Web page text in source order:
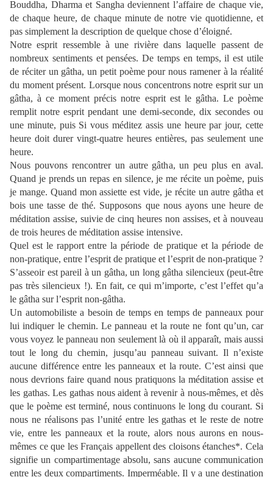
Bouddha, Dharma et Sangha deviennent l’affaire de chaque vie,
de chaque heure, de chaque minute de notre vie quotidienne, et
pas simplement la description de quelque chose d’éloigné.
Notre esprit ressemble à une rivière dans laquelle passent de
nombreux sentiments et pensées. De temps en temps, il est utile
de réciter un gâtha, un petit poème pour nous ramener à la réalité
du moment présent. Lorsque nous concentrons notre esprit sur un
gâtha, à ce moment précis notre esprit est le gâtha. Le poème
remplit notre esprit pendant une demi-seconde, dix secondes ou
une minute, puis Si vous méditez assis une heure par jour, cette
heure doit durer vingt-quatre heures entières, pas seulement une
heure.
Nous pouvons rencontrer un autre gâtha, un peu plus en aval.
Quand je prends un repas en silence, je me récite un poème, puis
je mange. Quand mon assiette est vide, je récite un autre gâtha et
bois une tasse de thé. Supposons que nous ayons une heure de
méditation assise, suivie de cinq heures non assises, et à nouveau
de trois heures de méditation assise intensive.
Quel est le rapport entre la période de pratique et la période de
non-pratique, entre l’esprit de pratique et l’esprit de non-pratique ?
S’asseoir est pareil à un gâtha, un long gâtha silencieux (peut-être
pas très silencieux !). En fait, ce qui m’importe, c’est l’effet qu’a
le gâtha sur l’esprit non-gâtha.
Un automobiliste a besoin de temps en temps de panneaux pour
lui indiquer le chemin. Le panneau et la route ne font qu’un, car
vous voyez le panneau non seulement là où il apparaît, mais aussi
tout le long du chemin, jusqu’au panneau suivant. Il n’existe
aucune différence entre les panneaux et la route. C’est ainsi que
nous devrions faire quand nous pratiquons la méditation assise et
les gathas. Les gathas nous aident à revenir à nous-mêmes, et dès
que le poème est terminé, nous continuons le long du courant. Si
nous ne réalisons pas l’unité entre les gathas et le reste de notre
vie, entre les panneaux et la route, alors nous aurons en nous-
mêmes ce que les Français appellent des cloisons étanches*. Cela
signifie un compartimentage absolu, sans aucune communication
entre les deux compartiments. Imperméable. Il y a une destination